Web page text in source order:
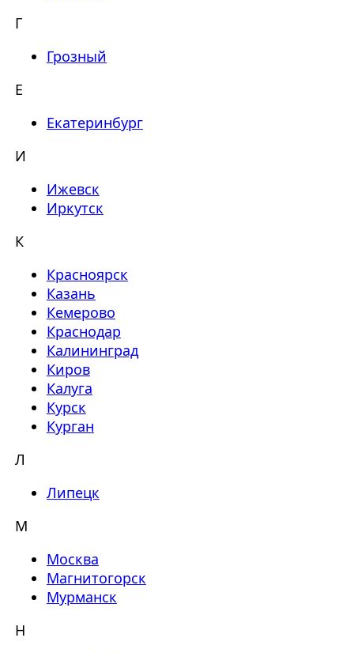
Г
Грозный
Е
Екатеринбург
И
Ижевск
Иркутск
К
Красноярск
Казань
Кемерово
Краснодар
Калининград
Киров
Калуга
Курск
Курган
Л
Липецк
М
Москва
Магнитогорск
Мурманск
Н